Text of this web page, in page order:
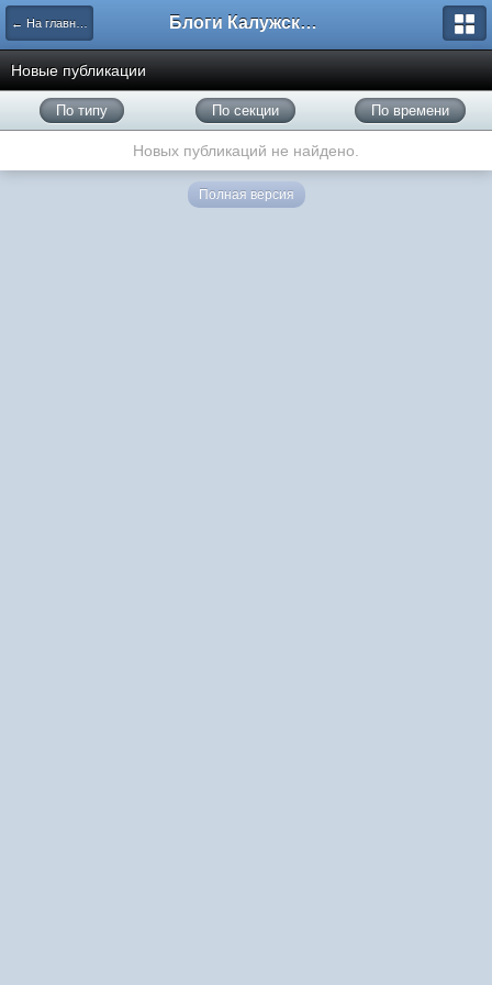
← На главную Блоги Калужского перекрестка
Новые публикации
По типу По секции По времени
Новых публикаций не найдено.
Полная версия